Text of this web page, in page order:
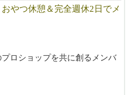
やつ休憩＆完全週休2日でメ
ロショップを共に創るメンバ